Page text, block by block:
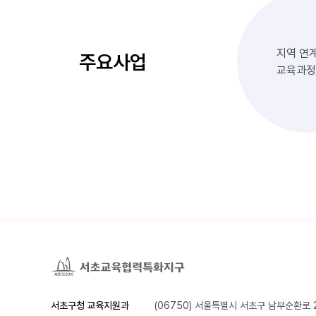
주요사업
지역 연
교육과
서초구청 교육지원과 (06750) 서울특별시 서초구 남부순환